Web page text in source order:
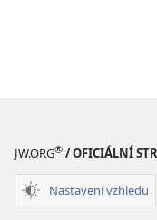
JW.ORG® / OFICIÁLNÍ
Nastavení vzhledu